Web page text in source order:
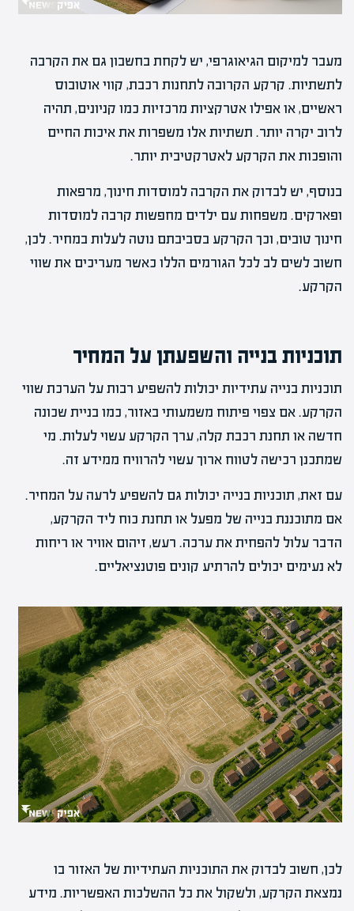
מעבר למיקום הגיאוגרפי, יש לקחת בחשבון גם את הקרבה
לתשתיות. קרקע הקרובה לתחנות רכבת, קווי אוטובוס
ראשיים, או אפילו אטרקציות מרכזיות כמו קניונים, תהיה
לרוב יקרה יותר. תשתיות אלו משפרות את איכות החיים
והופכות את הקרקע לאטרקטיבית יותר.
בנוסף, יש לבדוק את הקרבה למוסדות חינוך, מרפאות
ופארקים. משפחות עם ילדים מחפשות קרבה למוסדות
חינוך טובים, וכך הקרקע בסביבתם נוטה לעלות במחיר. לכן,
חשוב לשים לב לכל הגורמים הללו כאשר מעריכים את שווי
הקרקע.
תוכניות בנייה והשפעתן על המחיר
תוכניות בנייה עתידיות יכולות להשפיע רבות על הערכת שווי
הקרקע. אם צפוי פיתוח משמעותי באזור, כמו בניית שכונה
חדשה או תחנת רכבת קלה, ערך הקרקע עשוי לעלות. מי
שמתכנן רכישה לטווח ארוך עשוי להרוויח ממידע זה.
עם זאת, תוכניות בנייה יכולות גם להשפיע לרעה על המחיר.
אם מתוכננת בנייה של מפעל או תחנת כוח ליד הקרקע,
הדבר עלול להפחית את ערכה. רעש, זיהום אוויר או ריחות
לא נעימים יכולים להרתיע קונים פוטנציאליים.
לכן, חשוב לבדוק את התוכניות העתידיות של האזור בו
נמצאת הקרקע, ולשקול את כל ההשלכות האפשריות. מידע